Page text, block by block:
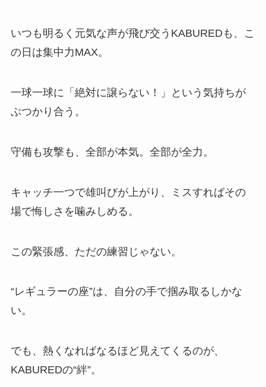
いつも明るく元気な声が飛び交うKABUREDも、こ
の日は集中力MAX。
一球一球に「絶対に譲らない！」という気持ちが
ぶつかり合う。
守備も攻撃も、全部が本気。全部が全力。
キャッチ一つで雄叫びが上がり、ミスすればその
場で悔しさを噛みしめる。
この緊張感、ただの練習じゃない。
“レギュラーの座”は、自分の手で掴み取るしかな
い。
でも、熱くなればなるほど見えてくるのが、
KABUREDの“絆”。